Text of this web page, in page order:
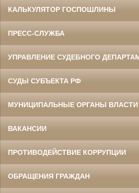
КАЛЬКУЛЯТОР ГОСПОШЛИНЫ
ПРЕСС-СЛУЖБА
УПРАВЛЕНИЕ СУДЕБНОГО
СУДЫ СУБЪЕКТА РФ
МУНИЦИПАЛЬНЫЕ ОРГАНЫ ВЛАСТИ
ВАКАНСИИ
ПРОТИВОДЕЙСТВИЕ КОРРУПЦИИ
ОБРАЩЕНИЯ ГРАЖДАН